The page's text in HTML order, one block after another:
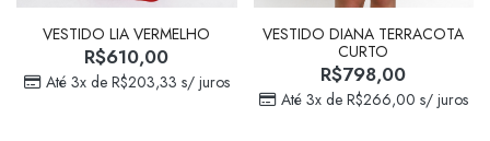
VESTIDO LIA VERMELHO
R$610,00
Até 3x de R$203,33 s/ juros
VESTIDO DIANA TERRACOTA
CURTO
R$798,00
Até 3x de R$266,00 s/ juros